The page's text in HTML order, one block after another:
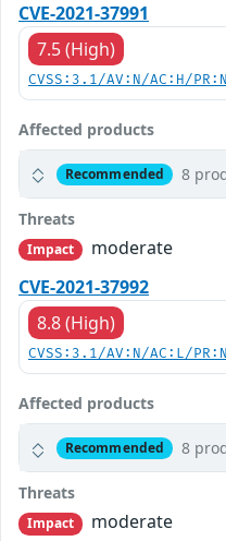
CVE-2021-37991
7.5 (High)
CVSS:3.1/AV:N/AC:H/
Affected products
Recommended 8
Threats
Impact
moderate
CVE-2021-37992
8.8 (High)
CVSS:3.1/AV:N/AC:L/
Affected products
Recommended 8
Threats
Impact
moderate